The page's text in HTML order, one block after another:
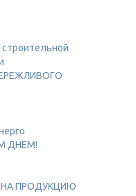
ДНЕМ!
ПРОДУКЦИЮ